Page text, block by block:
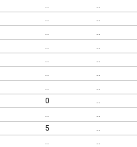
.. ..
.. ..
.. ..
.. ..
.. ..
.. ..
.. ..
0 ..
.. ..
5 ..
.. ..